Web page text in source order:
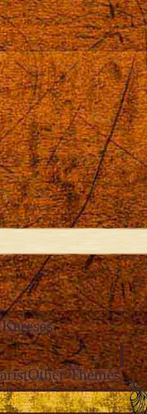
Keresés
Other Themes